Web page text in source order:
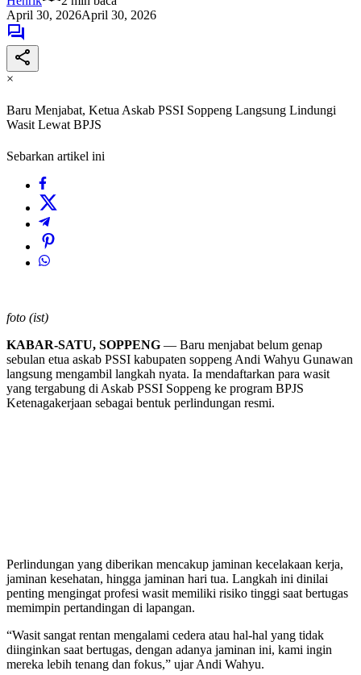
April 30, 2026April 30, 2026
×
Baru Menjabat, Ketua Askab PSSI Soppeng Langsung Lindungi
Wasit Lewat BPJS
Sebarkan artikel ini
foto (ist)
KABAR-SATU, SOPPENG — Baru menjabat belum genap
sebulan etua askab PSSI kabupaten soppeng Andi Wahyu Gunawan
langsung mengambil langkah nyata. Ia mendaftarkan para wasit
yang tergabung di Askab PSSI Soppeng ke program BPJS
Ketenagakerjaan sebagai bentuk perlindungan resmi.
Perlindungan yang diberikan mencakup jaminan kecelakaan kerja,
jaminan kesehatan, hingga jaminan hari tua. Langkah ini dinilai
penting mengingat profesi wasit memiliki risiko tinggi saat bertugas
memimpin pertandingan di lapangan.
“Wasit sangat rentan mengalami cedera atau hal-hal yang tidak
diinginkan saat bertugas, dengan adanya jaminan ini, kami ingin
mereka lebih tenang dan fokus,” ujar Andi Wahyu.